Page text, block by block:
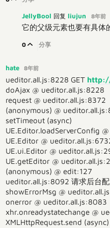
JellyBool 回复 liujun 8年前
它的父级元素也要有具体
0 分享
hate 8年前
ueditor.all.js:8228 GET
doAjax @ ueditor.all.js:8228
request @ ueditor.all.js:8372
(anonymous) @
setTimeout (async)
UE.Editor.loadServerConfig
UE.Editor @
UE.ui.Editor @
UE.getEditor @
(anonymous) @ edit:127
ueditor.all.js:8092 请求后台
showErrorMsg @
onerror @ ueditor.all.js:8083
xhr.onreadystatechange @
XMLHttpRequest.send (async)